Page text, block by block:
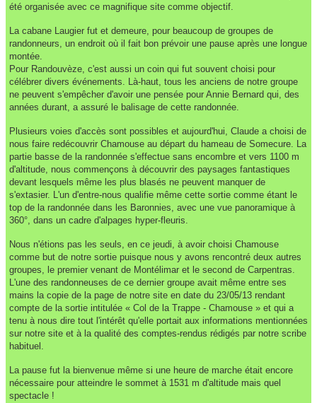
été organisée avec ce magnifique site comme objectif.
La cabane Laugier fut et demeure, pour beaucoup de groupes de
randonneurs, un endroit où il fait bon prévoir une pause après une longue
montée.
Pour Randouvèze, c'est aussi un coin qui fut souvent choisi pour
célébrer divers événements. Là-haut, tous les anciens de notre groupe
ne peuvent s'empêcher d'avoir une pensée pour Annie Bernard qui, des
années durant, a assuré le balisage de cette randonnée.
Plusieurs voies d'accès sont possibles et aujourd'hui, Claude a choisi de
nous faire redécouvrir Chamouse au départ du hameau de Somecure. La
partie basse de la randonnée s'effectue sans encombre et vers 1100 m
d'altitude, nous commençons à découvrir des paysages fantastiques
devant lesquels même les plus blasés ne peuvent manquer de
s'extasier. L'un d'entre-nous qualifie même cette sortie comme étant le
top de la randonnée dans les Baronnies, avec une vue panoramique à
360°, dans un cadre d'alpages hyper-fleuris.
Nous n'étions pas les seuls, en ce jeudi, à avoir choisi Chamouse
comme but de notre sortie puisque nous y avons rencontré deux autres
groupes, le premier venant de Montélimar et le second de Carpentras.
L'une des randonneuses de ce dernier groupe avait même entre ses
mains la copie de la page de notre site en date du 23/05/13 rendant
compte de la sortie intitulée « Col de la Trappe - Chamouse » et qui a
tenu à nous dire tout l'intérêt qu'elle portait aux informations mentionnées
sur notre site et à la qualité des comptes-rendus rédigés par notre scribe
habituel.
La pause fut la bienvenue même si une heure de marche était encore
nécessaire pour atteindre le sommet à 1531 m d'altitude mais quel
spectacle !